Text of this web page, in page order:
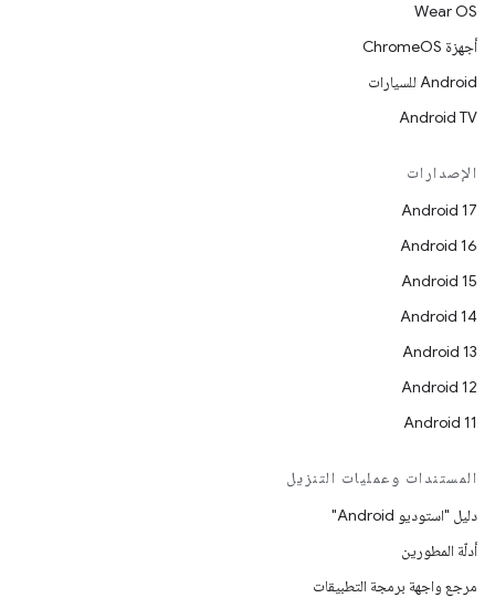
Wear OS
أجهزة ChromeOS
Android للسيارات
Android TV
الإصدارات
Android 17
Android 16
Android 15
Android 14
Android 13
Android 12
Android 11
المستندات وعمليات التنزيل
دليل "استوديو Android"
أدلّة المطورين
مرجع واجهة برمجة التطبيقات